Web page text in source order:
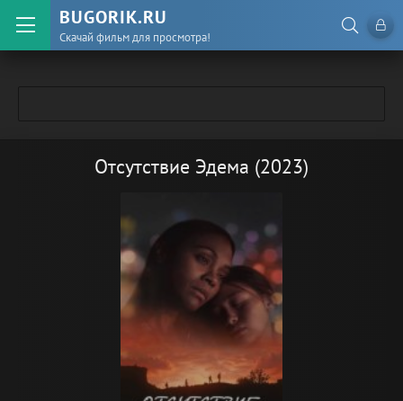
BUGORIK.RU
Скачай фильм для просмотра!
Отсутствие Эдема (2023)